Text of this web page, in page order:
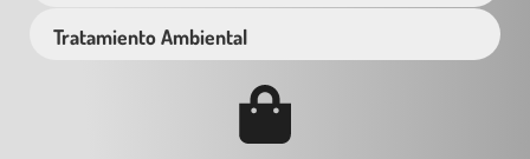
Tratamiento Ambiental